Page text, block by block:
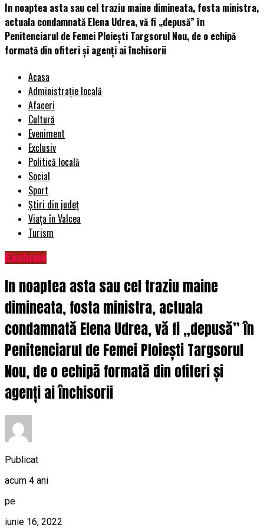
In noaptea asta sau cel traziu maine dimineata, fosta ministra,
actuala condamnată Elena Udrea, vă fi „depusă” în
Penitenciarul de Femei Ploiești Targsorul Nou, de o echipă
formată din ofiteri și agenți ai închisorii
Acasa
Administrație locală
Afaceri
Cultură
Eveniment
Exclusiv
Politică locală
Social
Sport
Știri din județ
Viața în Valcea
Turism
Exclusiv
In noaptea asta sau cel traziu maine
dimineata, fosta ministra, actuala
condamnată Elena Udrea, vă fi „depusă” în
Penitenciarul de Femei Ploiești Targsorul
Nou, de o echipă formată din ofiteri și
agenți ai închisorii
Publicat
acum 4 ani
pe
iunie 16, 2022